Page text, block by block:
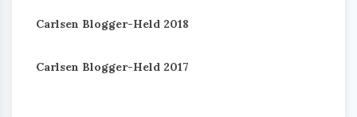
Carlsen Blogger-Held 2018
Carlsen Blogger-Held 2017